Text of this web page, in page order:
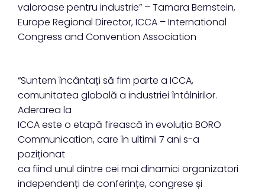
valoroase pentru industrie” – Tamara Bernstein,
Europe Regional Director, ICCA – International
Congress and Convention Association
“Suntem încântați să fim parte a ICCA,
comunitatea globală a industriei întâlnirilor.
Aderarea la
ICCA este o etapă firească în evoluția BORO
Communication, care în ultimii 7 ani s-a
poziționat
ca fiind unul dintre cei mai dinamici organizatori
independenți de conferințe, congrese și